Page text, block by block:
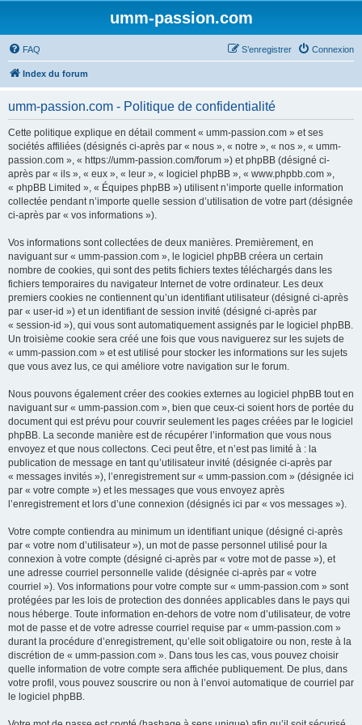
umm-passion.com
FAQ Connexion
S’enregistrer
Index du forum
umm-passion.com - Politique de confidentialité
Cette politique explique en détail comment « umm-passion.com » et ses
sociétés affiliées (désignés ci-après par « nous », « notre », « nos », « umm-
passion.com », « https://umm-passion.com/forum ») et phpBB (désigné ci-
après par « ils », « eux », « leur », « logiciel phpBB », « www.phpbb.com »,
« phpBB Limited », « Équipes phpBB ») utilisent n’importe quelle information
collectée pendant n’importe quelle session d’utilisation de votre part (désignée
ci-après par « vos informations »).
Vos informations sont collectées de deux manières. Premièrement, en
naviguant sur « umm-passion.com », le logiciel phpBB créera un certain
nombre de cookies, qui sont des petits fichiers textes téléchargés dans les
fichiers temporaires du navigateur Internet de votre ordinateur. Les deux
premiers cookies ne contiennent qu’un identifiant utilisateur (désigné ci-après
par « user-id ») et un identifiant de session invité (désigné ci-après par
« session-id »), qui vous sont automatiquement assignés par le logiciel phpBB.
Un troisième cookie sera créé une fois que vous naviguerez sur les sujets de
« umm-passion.com » et est utilisé pour stocker les informations sur les sujets
que vous avez lus, ce qui améliore votre navigation sur le forum.
Nous pouvons également créer des cookies externes au logiciel phpBB tout en
naviguant sur « umm-passion.com », bien que ceux-ci soient hors de portée du
document qui est prévu pour couvrir seulement les pages créées par le logiciel
phpBB. La seconde manière est de récupérer l’information que vous nous
envoyez et que nous collectons. Ceci peut être, et n’est pas limité à : la
publication de message en tant qu’utilisateur invité (désignée ci-après par
« messages invités »), l’enregistrement sur « umm-passion.com » (désignée ici
par « votre compte ») et les messages que vous envoyez après
l’enregistrement et lors d’une connexion (désignés ici par « vos messages »).
Votre compte contiendra au minimum un identifiant unique (désigné ci-après
par « votre nom d’utilisateur »), un mot de passe personnel utilisé pour la
connexion à votre compte (désigné ci-après par « votre mot de passe »), et
une adresse courriel personnelle valide (désignée ci-après par « votre
courriel »). Vos informations pour votre compte sur « umm-passion.com » sont
protégées par les lois de protection des données applicables dans le pays qui
nous héberge. Toute information en-dehors de votre nom d’utilisateur, de votre
mot de passe et de votre adresse courriel requise par « umm-passion.com »
durant la procédure d’enregistrement, qu’elle soit obligatoire ou non, reste à la
discrétion de « umm-passion.com ». Dans tous les cas, vous pouvez choisir
quelle information de votre compte sera affichée publiquement. De plus, dans
votre profil, vous pouvez souscrire ou non à l’envoi automatique de courriel par
le logiciel phpBB.